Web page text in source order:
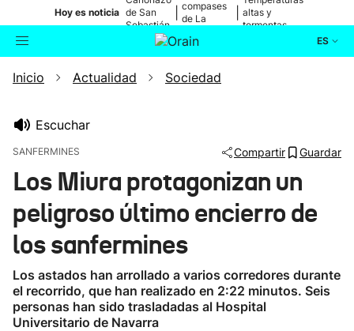
Hoy es noticia de San
Sebastián
compases
de La
altas y
tormentas
ES
Buscador Actualidad
Ikusmiran
Eguraldia
Inicio Actualidad Sociedad
Escuchar
SANFERMINES Compartir Guardar
Los Miura protagonizan un
peligroso último encierro de
los sanfermines
Los astados han arrollado a varios corredores durante
el recorrido, que han realizado en 2:22 minutos. Seis
personas han sido trasladadas al Hospital
Universitario de Navarra